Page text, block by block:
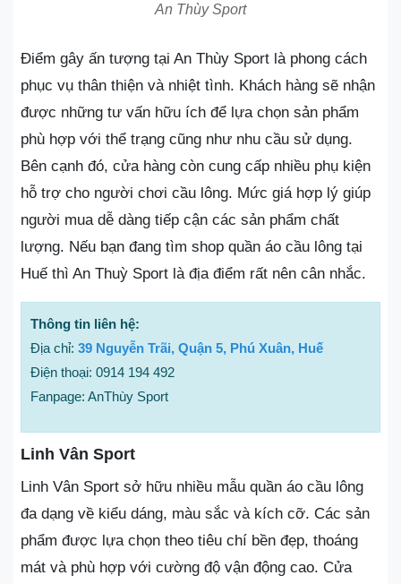
An Thùy Sport
Điểm gây ấn tượng tại An Thùy Sport là phong cách
phục vụ thân thiện và nhiệt tình. Khách hàng sẽ nhận
được những tư vấn hữu ích để lựa chọn sản phẩm
phù hợp với thể trạng cũng như nhu cầu sử dụng.
Bên cạnh đó, cửa hàng còn cung cấp nhiều phụ kiện
hỗ trợ cho người chơi cầu lông. Mức giá hợp lý giúp
người mua dễ dàng tiếp cận các sản phẩm chất
lượng. Nếu bạn đang tìm shop quần áo cầu lông tại
Huế thì An Thuỳ Sport là địa điểm rất nên cân nhắc.
Thông tin liên hệ:
Địa chỉ: 39 Nguyễn Trãi, Quận 5, Phú Xuân, Huế
Điện thoại: 0914 194 492
Fanpage: AnThùy Sport
Linh Vân Sport
Linh Vân Sport sở hữu nhiều mẫu quần áo cầu lông
đa dạng về kiểu dáng, màu sắc và kích cỡ. Các sản
phẩm được lựa chọn theo tiêu chí bền đẹp, thoáng
mát và phù hợp với cường độ vận động cao. Cửa